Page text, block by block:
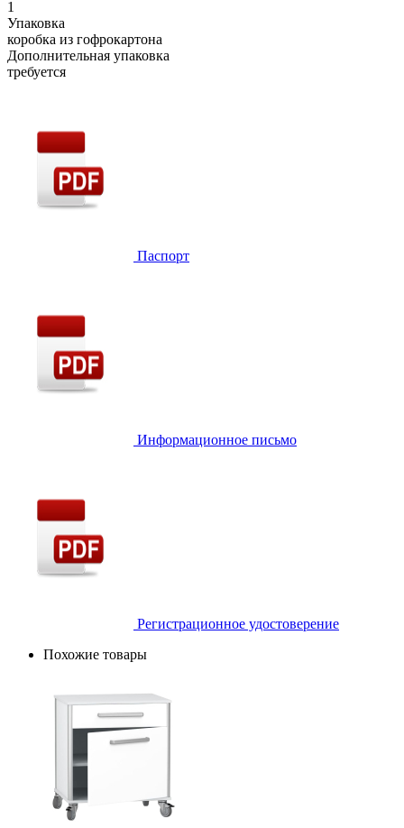
1
Упаковка
коробка из гофрокартона
Дополнительная упаковка
требуется
Паспорт
Информационное письмо
Регистрационное удостоверение
Похожие товары